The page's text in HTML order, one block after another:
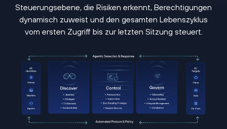
Steuerungsebene, die Risiken erkennt, Berechtigungen
dynamisch zuweist und den gesamten Lebenszyklus
vom ersten Zugriff bis zur letzten Sitzung steuert.